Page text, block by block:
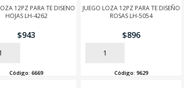
12PZ PARA TE DISENO
HOJAS LH-4262
$943
Código:6669
JUEGO LOZA 12PZ PARA TE DISEÑO
ROSAS LH-5054
$896
AÑADIR
Código: 9629